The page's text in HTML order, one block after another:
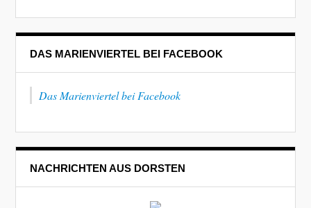
DAS MARIENVIERTEL BEI FACEBOOK
Das Marienviertel bei Facebook
NACHRICHTEN AUS DORSTEN